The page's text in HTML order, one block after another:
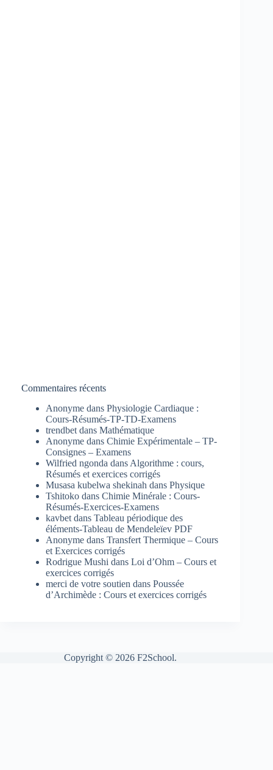
Commentaires récents
Anonyme dans Physiologie Cardiaque :
Cours-Résumés-TP-TD-Examens
trendbet dans Mathématique
Anonyme dans Chimie Expérimentale – TP-
Consignes – Examens
Wilfried ngonda dans Algorithme : cours,
Résumés et exercices corrigés
Musasa kubelwa shekinah dans Physique
Tshitoko dans Chimie Minérale : Cours-
Résumés-Exercices-Examens
kavbet dans Tableau périodique des
éléments-Tableau de Mendeleïev PDF
Anonyme dans Transfert Thermique – Cours
et Exercices corrigés
Rodrigue Mushi dans Loi d’Ohm – Cours et
exercices corrigés
merci de votre soutien dans Poussée
d’Archimède : Cours et exercices corrigés
Copyright © 2026 F2School.